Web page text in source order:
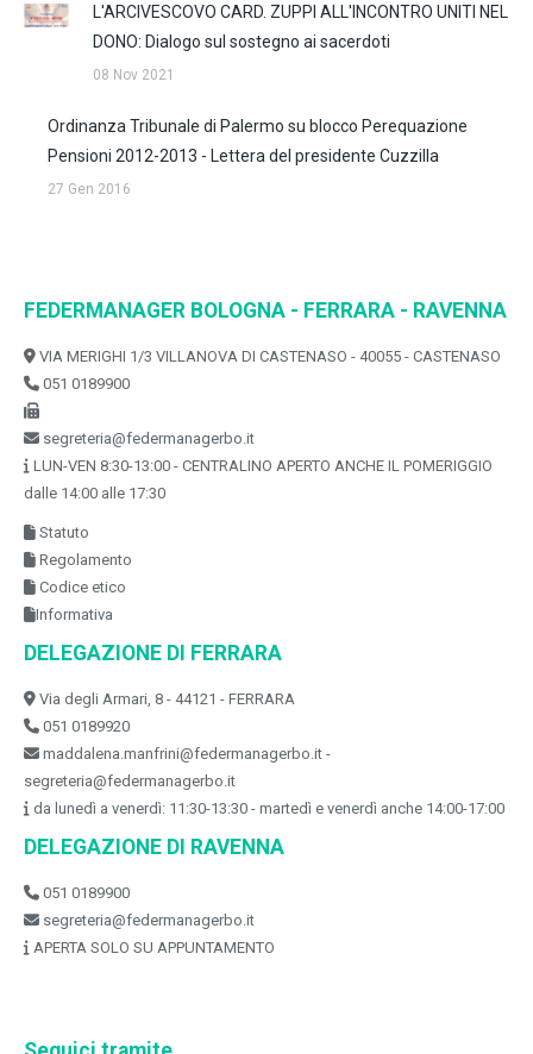
L'ARCIVESCOVO CARD. ZUPPI ALL'INCONTRO UNITI NEL
DONO: Dialogo sul sostegno ai sacerdoti
08 Nov 2021
Ordinanza Tribunale di Palermo su blocco Perequazione
Pensioni 2012-2013 - Lettera del presidente Cuzzilla
27 Gen 2016
FEDERMANAGER BOLOGNA - FERRARA - RAVENNA
VIA MERIGHI 1/3 VILLANOVA DI CASTENASO - 40055 - CASTENASO
051 0189900
segreteria@federmanagerbo.it
LUN-VEN 8:30-13:00 - CENTRALINO APERTO ANCHE IL POMERIGGIO
dalle 14:00 alle 17:30
Statuto
Regolamento
Codice etico
Informativa
DELEGAZIONE DI FERRARA
Via degli Armari, 8 - 44121 - FERRARA
051 0189920
maddalena.manfrini@federmanagerbo.it -
segreteria@federmanagerbo.it
da lunedì a venerdì: 11:30-13:30 - martedì e venerdì anche 14:00-17:00
DELEGAZIONE DI RAVENNA
051 0189900
segreteria@federmanagerbo.it
APERTA SOLO SU APPUNTAMENTO